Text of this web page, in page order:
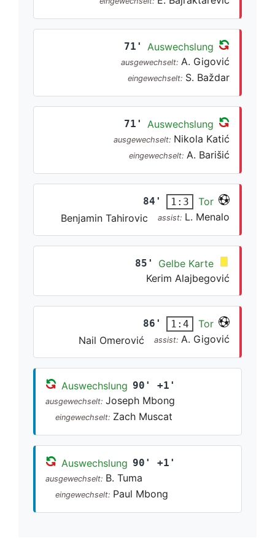
71' Auswechslung
ausgewechselt: A. Gigović
eingewechselt: S. Baždar
71' Auswechslung
ausgewechselt: Nikola Katić
eingewechselt: A. Barišić
84' 1:3
Tor
Benjamin Tahirovic
assist: L. Menalo
85'
Gelbe Karte
Kerim Alajbegović
86' 1:4
Tor
Nail Omerović
assist: A. Gigović
Auswechslung 90' +1'
ausgewechselt: Joseph Mbong
eingewechselt: Zach Muscat
Auswechslung 90' +1'
ausgewechselt: B. Tuma
eingewechselt: Paul Mbong